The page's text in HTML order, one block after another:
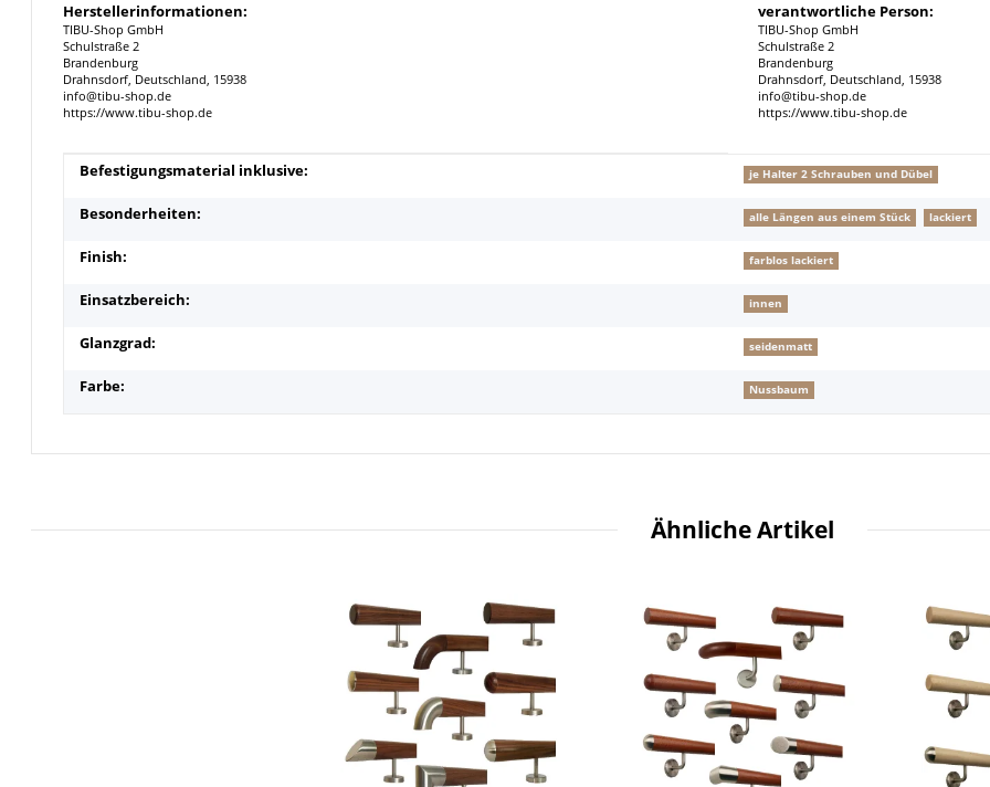
Herstellerinformationen:
TIBU-Shop GmbH
Schulstraße 2
Brandenburg
Drahnsdorf, Deutschland, 15938
info@tibu-shop.de
https://www.tibu-shop.de
verantwortliche Person:
TIBU-Shop GmbH
Schulstraße 2
Brandenburg
Drahnsdorf, Deutschland, 15938
info@tibu-shop.de
https://www.tibu-shop.de
Produkteigenschaft
Wert
Befestigungsmaterial inklusive: je Halter 2 Schrauben und Dübel
Besonderheiten: alle Längen aus einem Stück lackiert
Finish: farblos lackiert
Einsatzbereich: innen
Glanzgrad: seidenmatt
Farbe: Nussbaum
Ähnliche Artikel